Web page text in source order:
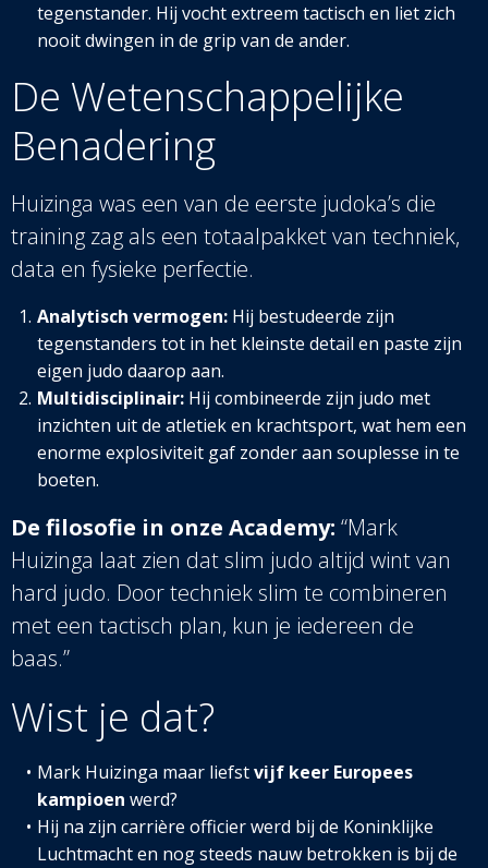
tegenstander. Hij vocht extreem tactisch en liet zich
nooit dwingen in de grip van de ander.
De Wetenschappelijke
Benadering
Huizinga was een van de eerste judoka’s die
training zag als een totaalpakket van techniek,
data en fysieke perfectie.
Analytisch vermogen:Hij bestudeerde zijn
tegenstanders tot in het kleinste detail en paste zijn
eigen judo daarop aan.
Multidisciplinair:Hij combineerde zijn judo met
inzichten uit de atletiek en krachtsport, wat hem een
enorme explosiviteit gaf zonder aan souplesse in te
boeten.
De filosofie in onze Academy: “Mark
Huizinga laat zien dat slim judo altijd wint van
hard judo. Door techniek slim te combineren
met een tactisch plan, kun je iedereen de
baas.”
Wist je dat?
Mark Huizinga maar liefstvijf keer Europees
kampioen werd?
Hij na zijn carrière officier werd bij de Koninklijke
Luchtmacht en nog steeds nauw betrokken is bij de